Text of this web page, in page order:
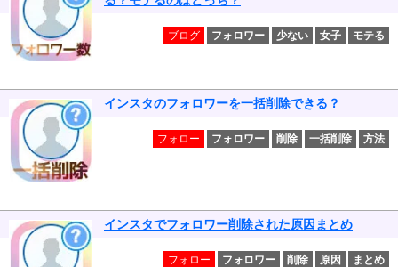
ブログ フォロワー 少ない 女子 モテる
インスタのフォロワーを一括削除できる？
フォロー フォロワー 削除 一括削除 方法
インスタでフォロワー削除された原因まとめ
フォロー フォロワー 削除 原因 まとめ